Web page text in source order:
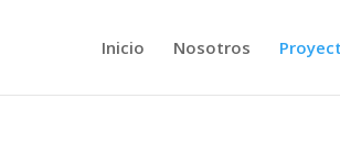
Inicio Nosotros